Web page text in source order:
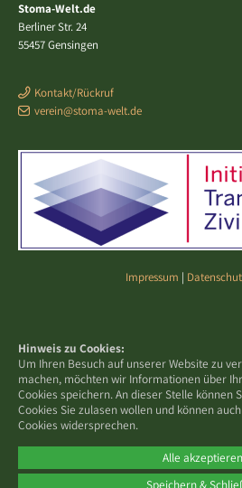
Alle akzeptieren
Speichern &
Hinweis zu Cookies:
Um Ihren Besuch auf unserer Website zu
machen, möchten wir Informationen über
Cookies speichern. An dieser Stelle können
Cookies Sie zulasen wollen und können
Cookies widersprechen.
Stoma-Welt.de
Berliner Str. 24
55457 Gensingen
Kontakt/Rückruf
verein@stoma-welt.de
Impressum |